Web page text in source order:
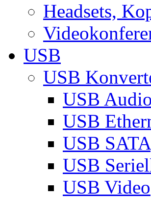
Headsets,
USB
USB
USB Audio
USB
USB
USB
USB Video